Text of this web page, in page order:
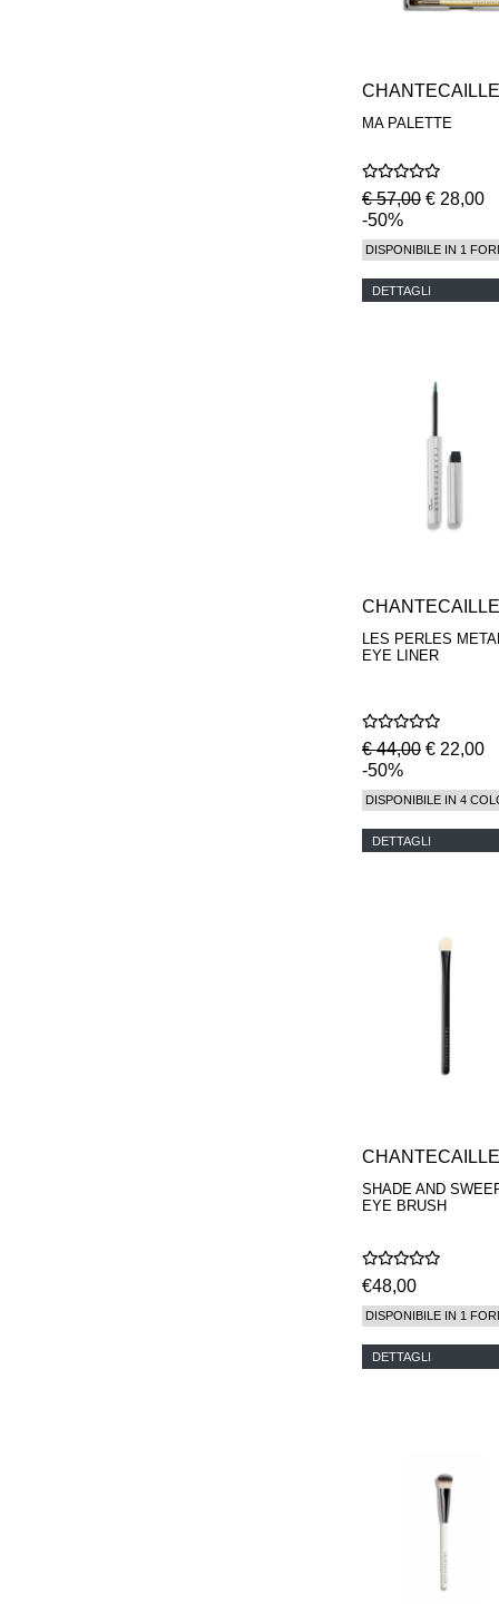
CHANTECAILLE
MA PALETTE
€ 57,00 € 28,00
-50%
DISPONIBILE IN 1
DETTAGLI
CHANTECAILLE
LES PERLES
EYE LINER
€ 44,00 € 22,00
-50%
DISPONIBILE IN 4
DETTAGLI
CHANTECAILLE
SHADE AND
EYE BRUSH
€48,00
DISPONIBILE IN 1
DETTAGLI